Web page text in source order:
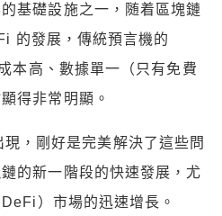
基礎設施之一，随着區塊鏈
的發展，傳統預言機的
本高、數據單一（只有免費
得非常明顯。
，剛好是完美解決了這些問
的新一階段的快速發展，尤
）市場的迅速增長。